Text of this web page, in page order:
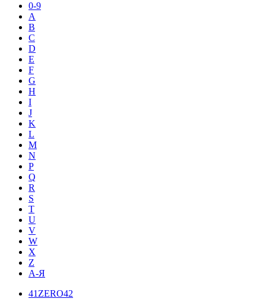
0-9
A
B
C
D
E
F
G
H
I
J
K
L
M
N
P
Q
R
S
T
U
V
W
X
Z
А-Я
41ZERO42